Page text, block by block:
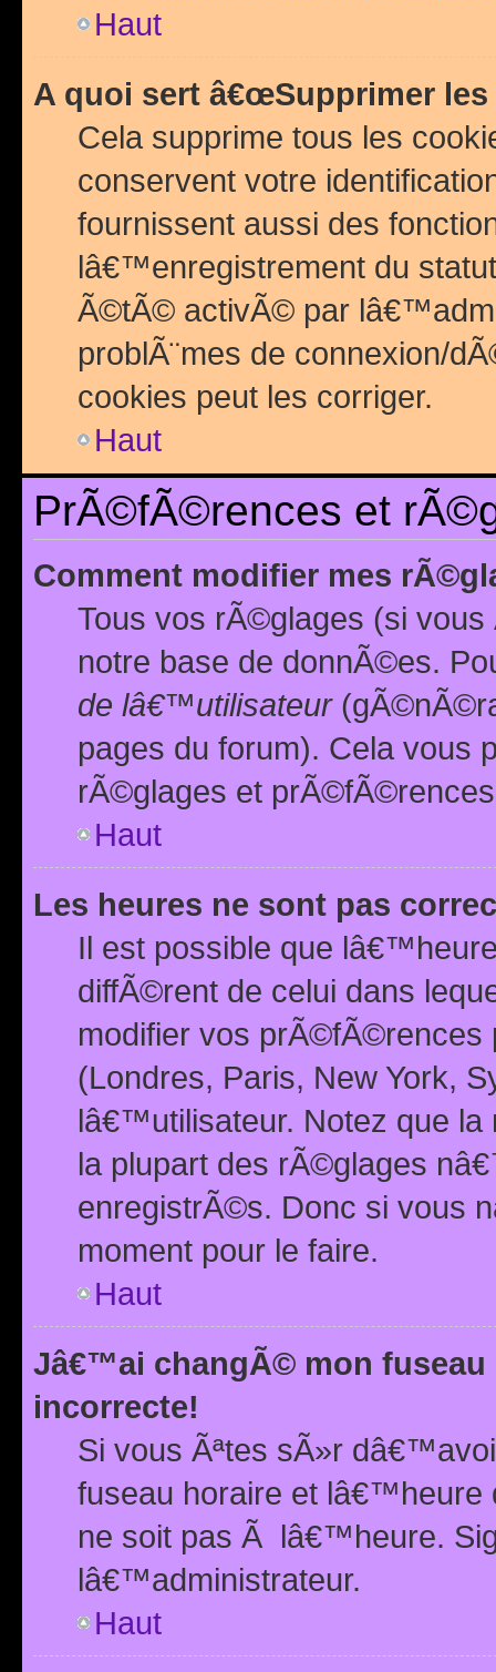
Haut
A quoi sert â€œSupprimer les
Cela supprime tous les
conservent votre
fournissent aussi des
lâ€™enregistrement du
Ã©tÃ© activÃ© par
problÃ¨mes de connexion/
cookies peut les corriger.
Haut
PrÃ©fÃ©rences et
Comment modifier mes
Tous vos rÃ©glages (si
notre base de donnÃ©es.
de lâ€™utilisateur
pages du forum). Cela vous
rÃ©glages et
Haut
Les heures ne sont pas
Il est possible que
diffÃ©rent de celui dans
modifier vos prÃ©fÃ©rences
(Londres, Paris, New York,
lâ€™utilisateur. Notez que la
la plupart des rÃ©glages
enregistrÃ©s. Donc si vous
moment pour le faire.
Haut
Jâ€™ai changÃ© mon
incorrecte!
Si vous Ãªtes sÃ»r
fuseau horaire et
ne soit pas Ã lâ€™heure.
lâ€™administrateur.
Haut